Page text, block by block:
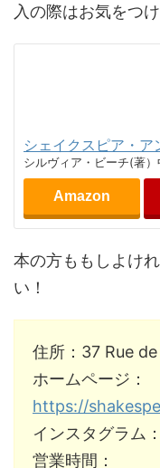
入の際はお気をつ
シェイクスピア・
シルヴィア・ビーチ(著）
Amazon
本の方ももしよけ
い！
住所：37 Rue
ホームページ：
https://
インスタグラム：
営業時間：